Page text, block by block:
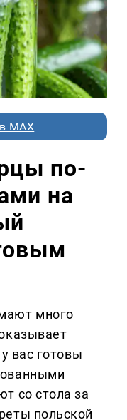
MAX
по-
на
много
вас готовы
со стола за
польской